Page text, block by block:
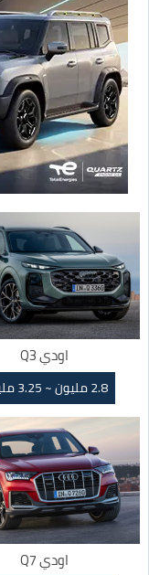
اودي Q3
2.8 مليون ~ 3.25 مليون
اودي Q7